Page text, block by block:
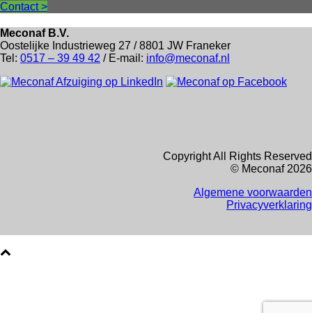
Contact >
Meconaf B.V.
Oostelijke Industrieweg 27 / 8801 JW Franeker
Tel: 0517 – 39 49 42 / E-mail: info@meconaf.nl
Copyright All Rights Reserved
© Meconaf 2026
Algemene voorwaarden
Privacyverklaring